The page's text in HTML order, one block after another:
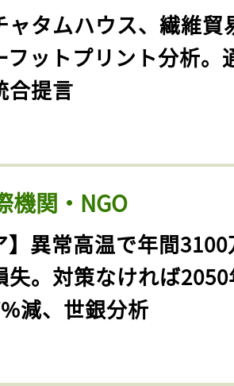
ャタムハウス、繊維貿
フットプリント分析。
合提言
機関・NGO
】異常高温で年間
失。対策なければ
減、世銀分析